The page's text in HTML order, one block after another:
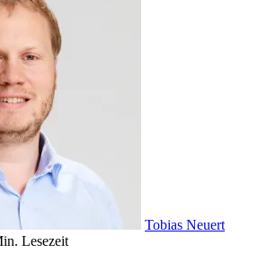
Tobias Neuert
Lesezeit